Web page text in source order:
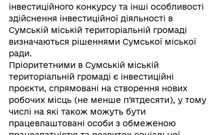
інвестиційного конкурсу та інші особливості
здійснення інвестиційної діяльності в
Сумській міській територіальній громаді
визначаються рішеннями Сумської міської
ради.
Пріоритетними в Сумській міській
територіальній громаді є інвестиційні
проєкти, спрямовані на створення нових
робочих місць (не менше п’ятдесяти), у тому
числі на які також можуть бути
працевлаштовані особи з обмеженою